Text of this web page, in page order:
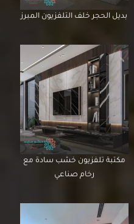
بديل الحجر خلف التلفزيون المبرز
مكتبة تلفزيون خشب سادة مع
رخام صناعي